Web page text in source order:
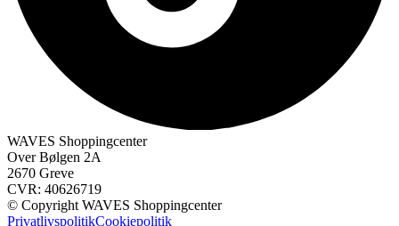
WAVES Shoppingcenter
Over Bølgen 2A
2670 Greve
CVR: 40626719
© Copyright WAVES Shoppingcenter
PrivatlivspolitikCookiepolitik